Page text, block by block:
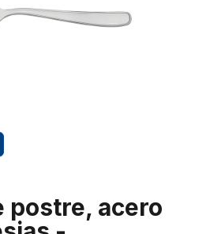
postre, acero